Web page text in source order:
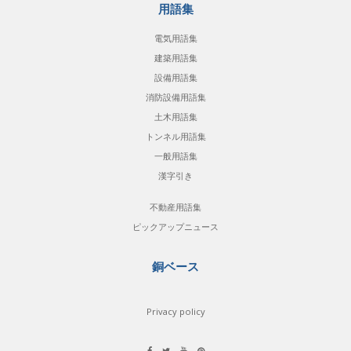
用語集
電気用語集
建築用語集
設備用語集
消防設備用語集
土木用語集
トンネル用語集
一般用語集
漢字引き
不動産用語集
ピックアップニュース
銅ベース
Privacy policy